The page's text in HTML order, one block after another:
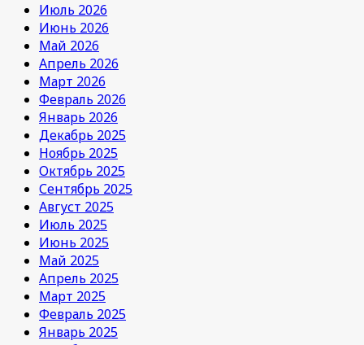
Июль 2026
Июнь 2026
Май 2026
Апрель 2026
Март 2026
Февраль 2026
Январь 2026
Декабрь 2025
Ноябрь 2025
Октябрь 2025
Сентябрь 2025
Август 2025
Июль 2025
Июнь 2025
Май 2025
Апрель 2025
Март 2025
Февраль 2025
Январь 2025